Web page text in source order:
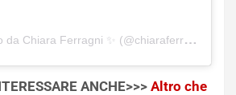
Un post condiviso da Chiara Ferragni ✨ (@chiaraferragni)
ANCHE>>> Altro che